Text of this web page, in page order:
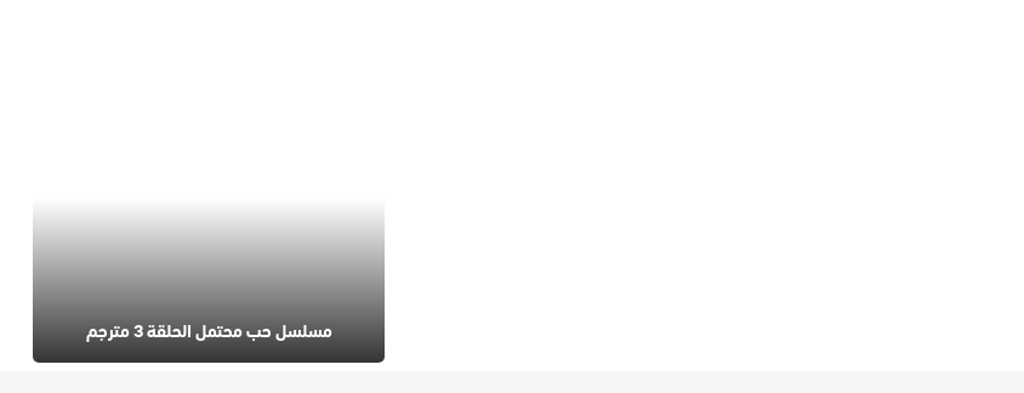
مسلسل حب محتمل الحلقة 3 مترجم